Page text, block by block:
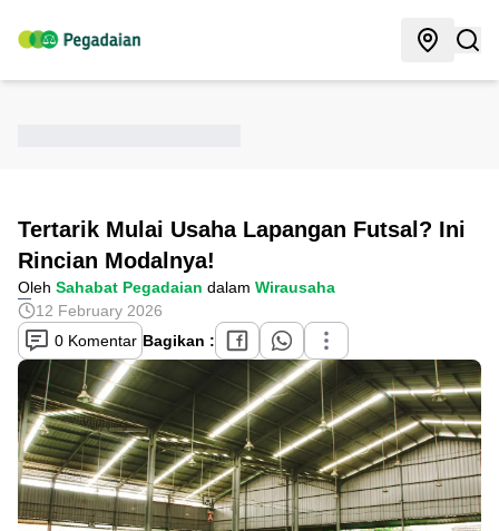
Tertarik Mulai Usaha Lapangan Futsal? Ini
Rincian Modalnya!
Oleh Sahabat Pegadaian dalam Wirausaha
12 February 2026
0 Komentar Bagikan :